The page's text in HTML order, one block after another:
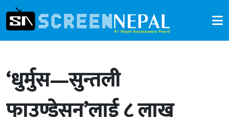
‘धुर्मुस—सुन्तली